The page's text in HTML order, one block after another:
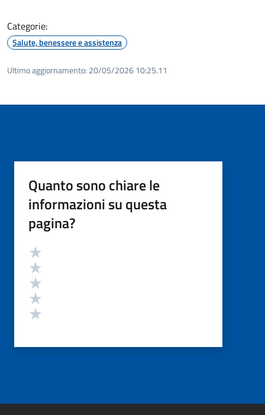
Categorie:
Salute, benessere e assistenza
Ultimo aggiornamento: 20/05/2026 10:25.11
Quanto sono chiare le
informazioni su questa
pagina?
Valutazione